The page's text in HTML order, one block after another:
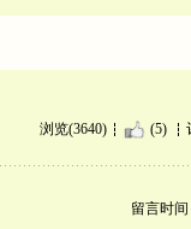
浏览(3640) (5)
留言时间